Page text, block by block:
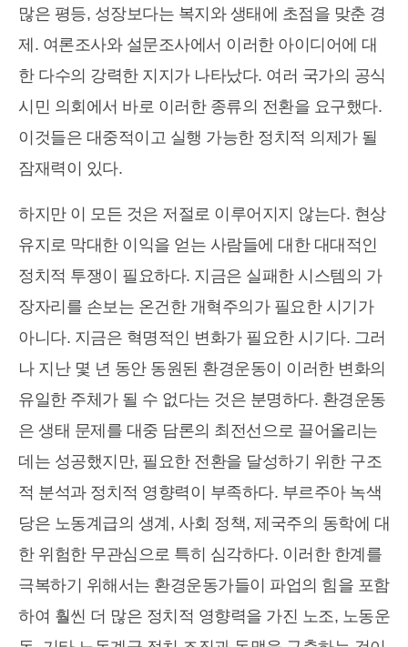
많은 평등, 성장보다는 복지와 생태에 초점을 맞춘 경
제. 여론조사와 설문조사에서 이러한 아이디어에 대
한 다수의 강력한 지지가 나타났다. 여러 국가의 공식
시민 의회에서 바로 이러한 종류의 전환을 요구했다.
이것들은 대중적이고 실행 가능한 정치적 의제가 될
잠재력이 있다.
하지만 이 모든 것은 저절로 이루어지지 않는다. 현상
유지로 막대한 이익을 얻는 사람들에 대한 대대적인
정치적 투쟁이 필요하다. 지금은 실패한 시스템의 가
장자리를 손보는 온건한 개혁주의가 필요한 시기가
아니다. 지금은 혁명적인 변화가 필요한 시기다. 그러
나 지난 몇 년 동안 동원된 환경운동이 이러한 변화의
유일한 주체가 될 수 없다는 것은 분명하다. 환경운동
은 생태 문제를 대중 담론의 최전선으로 끌어올리는
데는 성공했지만, 필요한 전환을 달성하기 위한 구조
적 분석과 정치적 영향력이 부족하다. 부르주아 녹색
당은 노동계급의 생계, 사회 정책, 제국주의 동학에 대
한 위험한 무관심으로 특히 심각하다. 이러한 한계를
극복하기 위해서는 환경운동가들이 파업의 힘을 포함
하여 훨씬 더 많은 정치적 영향력을 가진 노조, 노동운